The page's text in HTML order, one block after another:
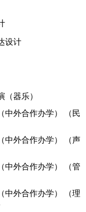
设计
（器乐）
中外合作办学） （民
中外合作办学） （声
中外合作办学） （管
中外合作办学） （理